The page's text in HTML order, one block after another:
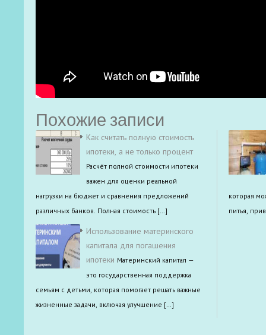
Похожие записи
Как считать полную стоимость
ипотеки, а не только процент
Расчёт полной стоимости ипотеки
важен для оценки реальной
нагрузки на бюджет и сравнения предложений
различных банков. Полная стоимость […]
Использование материнского
капитала для погашения
ипотеки Материнский капитал —
это государственная поддержка
семьям с детьми, которая помогает решать важные
жизненные задачи, включая улучшение […]
которая
питья,